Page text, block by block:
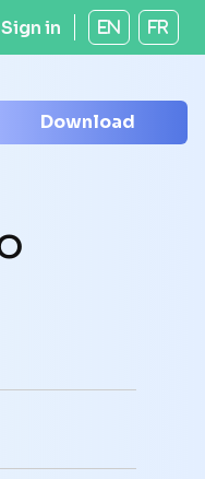
Sign in EN FR
Download